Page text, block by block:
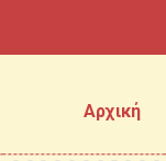
Αρχική